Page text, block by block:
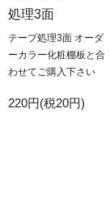
処理3面
テープ処理3面 オーダ
ーカラー化粧棚板と合
わせてご購入下さい
220円(税20円)